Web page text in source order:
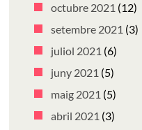
octubre 2021 (12)
setembre 2021 (3)
juliol 2021 (6)
juny 2021 (5)
maig 2021 (5)
abril 2021 (3)